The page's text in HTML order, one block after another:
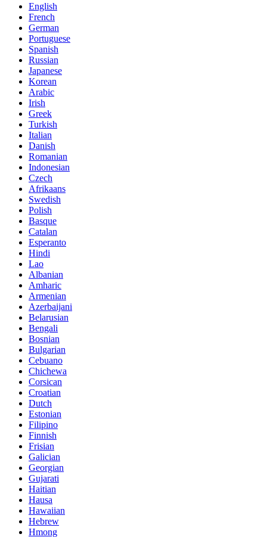
English
French
German
Portuguese
Spanish
Russian
Japanese
Korean
Arabic
Irish
Greek
Turkish
Italian
Danish
Romanian
Indonesian
Czech
Afrikaans
Swedish
Polish
Basque
Catalan
Esperanto
Hindi
Lao
Albanian
Amharic
Armenian
Azerbaijani
Belarusian
Bengali
Bosnian
Bulgarian
Cebuano
Chichewa
Corsican
Croatian
Dutch
Estonian
Filipino
Finnish
Frisian
Galician
Georgian
Gujarati
Haitian
Hausa
Hawaiian
Hebrew
Hmong